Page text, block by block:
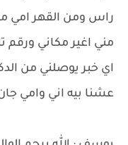
راس ومن القهر امي
مني اغير مكاني
اي خبر يوصلني من
عشنا بيه اني وامي